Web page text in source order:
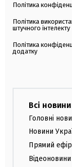
Політика
Політика
штучного інтелекту
Політика
додатку
Всі новини
Головні
Новини
Прямий ефір
Відеоновини